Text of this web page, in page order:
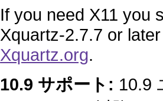
If you need X11 you
Xquartz-2.7.7 or
Xquartz.org.
10.9 サポート: 10.9